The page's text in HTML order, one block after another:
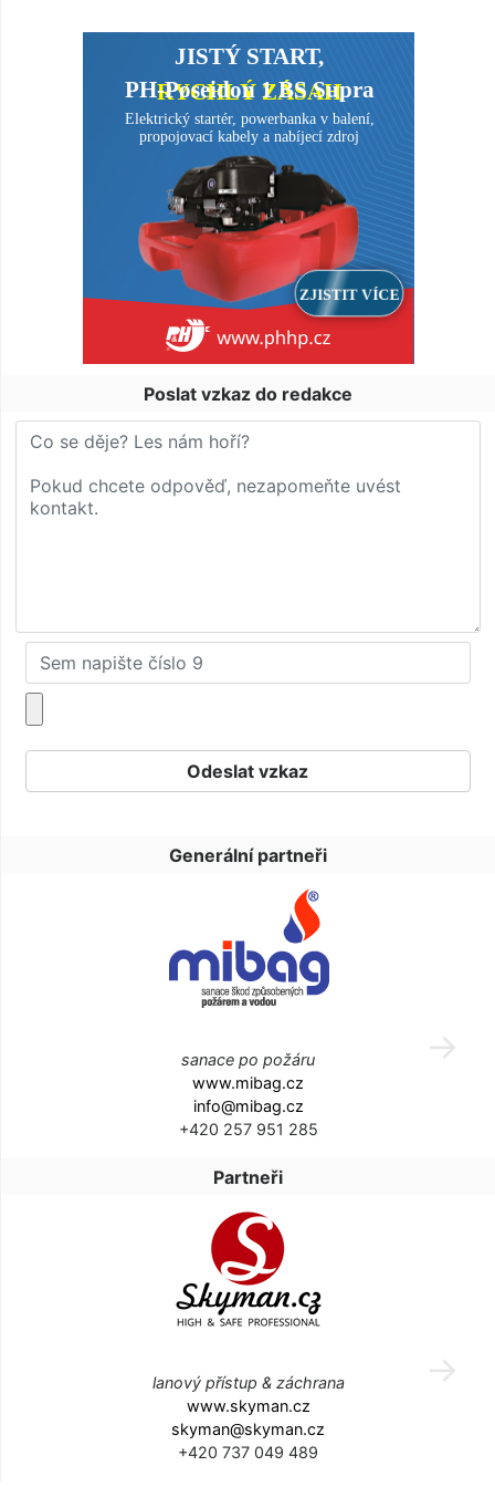
Poslat vzkaz do redakce
Generální partneři
sanace po požáru
www.mibag.cz
info@mibag.cz
+420 257 951 285
Partneři
lanový přístup & záchrana
www.skyman.cz
skyman@skyman.cz
+420 737 049 489